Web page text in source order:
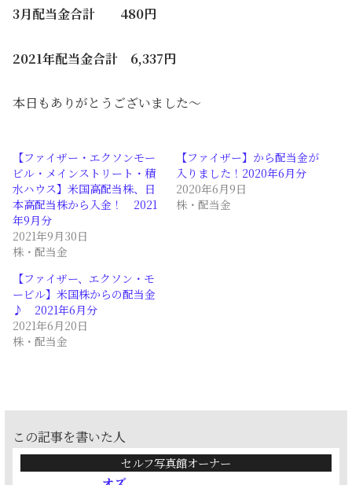
3月配当金合計 480円
2021年配当金合計 6,337円
本日もありがとうございました～
【ファイザー・エクソンモー
ビル・メインストリート・積
水ハウス】米国高配当株、日
本高配当株から入金！ 2021
年9月分
2021年9月30日
株・配当金
【ファイザー】から配当金が
入りました！2020年6月分
2020年6月9日
株・配当金
【ファイザー、エクソン・モ
ービル】米国株からの配当金
♪ 2021年6月分
2021年6月20日
株・配当金
この記事を書いた人
セルフ写真館オーナー